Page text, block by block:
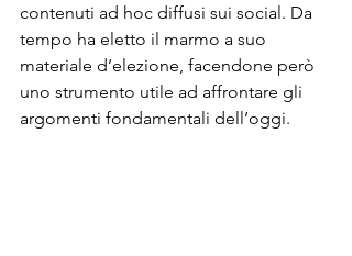
contenuti ad hoc diffusi sui social. Da
tempo ha eletto il marmo a suo
materiale d’elezione, facendone però
uno strumento utile ad affrontare gli
argomenti fondamentali dell’oggi.